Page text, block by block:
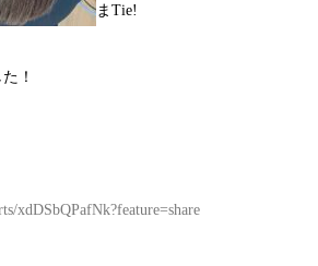
まTie!
！
xdDSbQPafNk?feature=share